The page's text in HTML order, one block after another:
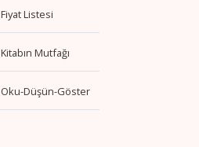
Fiyat Listesi
Kitabın Mutfağı
Oku-Düşün-Göster